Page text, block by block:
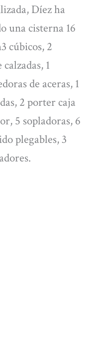
Díez ha
una cisterna 16
cúbicos, 2
1
de aceras, 1
2 porter caja
5 sopladoras, 6
plegables, 3